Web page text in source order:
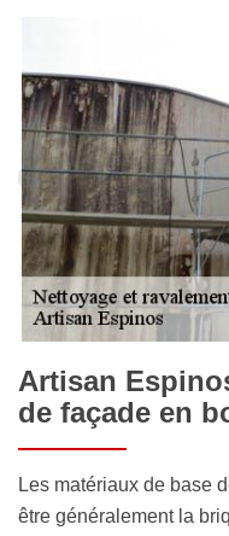
Artisan
de façade en
Les matériaux de base
être généralement la